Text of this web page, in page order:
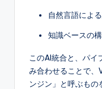
自然言語によ
知識ベースの
このAI統合と、パイ
み合わせることで、
ンジン」と呼ぶもの